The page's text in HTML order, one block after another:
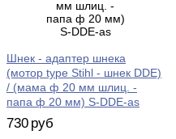
Шнек - адаптер шнека
(мотор type Stihl - шнек DDE)
/ (мама ф 20 мм шлиц. -
папа ф 20 мм) S-DDE-as
730 руб